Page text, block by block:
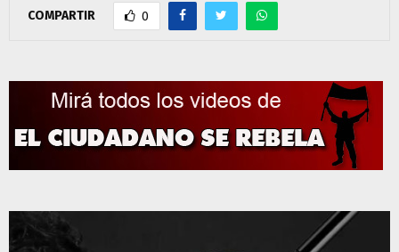
COMPARTIR 0